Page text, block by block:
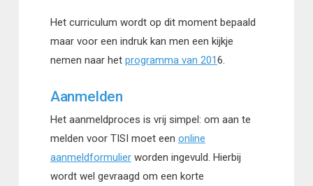
Het curriculum wordt op dit moment bepaald
maar voor een indruk kan men een kijkje
nemen naar het programma van 2016.
Aanmelden
Het aanmeldproces is vrij simpel: om aan te
melden voor TISI moet een online
aanmeldformulierworden ingevuld. Hierbij
wordt wel gevraagd om een korte